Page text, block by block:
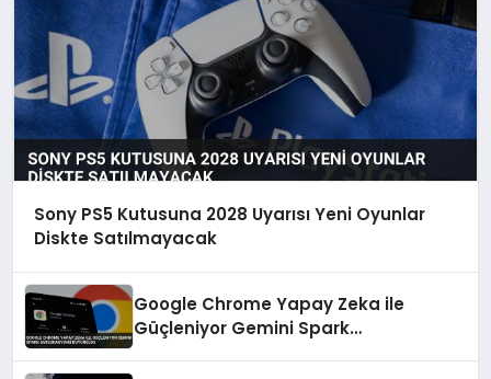
Sony PS5 Kutusuna 2028 Uyarısı Yeni Oyunlar
Diskte Satılmayacak
Google Chrome Yapay Zeka ile
Güçleniyor Gemini Spark